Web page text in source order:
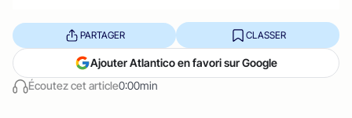
Écoutez cet article0:00min
PARTAGER CLASSER
Ajouter Atlantico en favori sur Google